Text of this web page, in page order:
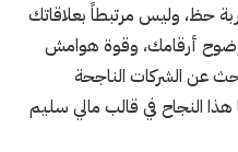
حظ، وليس مرتبطاً بعلاقاتك
أرقامك، وقوة هوامش
عن الشركات الناجحة
هذا النجاح في قالب مالي سليم